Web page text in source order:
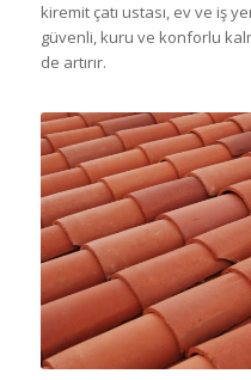
kiremit çatı ustası, ev ve iş
güvenli, kuru ve konforlu
de artırır.